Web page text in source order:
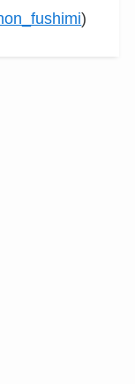
)